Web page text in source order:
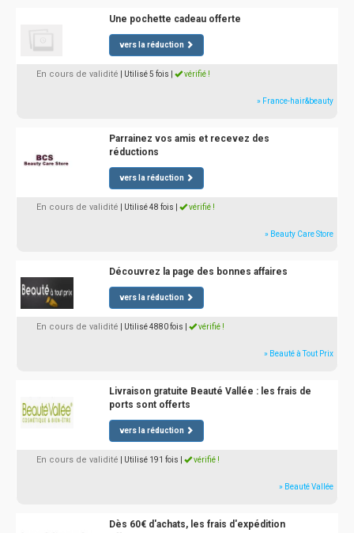
Une pochette cadeau offerte
vers la réduction
En cours de validité | Utilisé 5 fois vérifié !
» France-hair&beauty
Parrainez vos amis et recevez des
réductions
vers la réduction
En cours de validité | Utilisé 48 fois vérifié !
» Beauty Care Store
Découvrez la page des bonnes affaires
vers la réduction
En cours de validité | Utilisé 4880 fois vérifié !
» Beauté à Tout Prix
Livraison gratuite Beauté Vallée : les frais de
ports sont offerts
vers la réduction
En cours de validité | Utilisé 191 fois vérifié !
» Beauté Vallée
Dès 60€ d'achats, les frais d'expédition